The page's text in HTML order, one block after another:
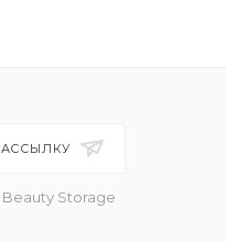
Beauty Storage